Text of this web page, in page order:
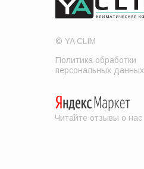
© YA CLIM
Политика обработки
персональных данных
Читайте отзывы о нас